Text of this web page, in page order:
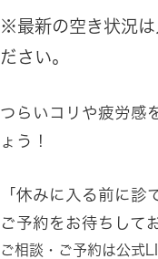
※最新の空き状況は
ださい。
つらいコリや疲労感
ょう！
「休みに入る前に診
ご予約をお待ちして
ご相談・ご予約は公式